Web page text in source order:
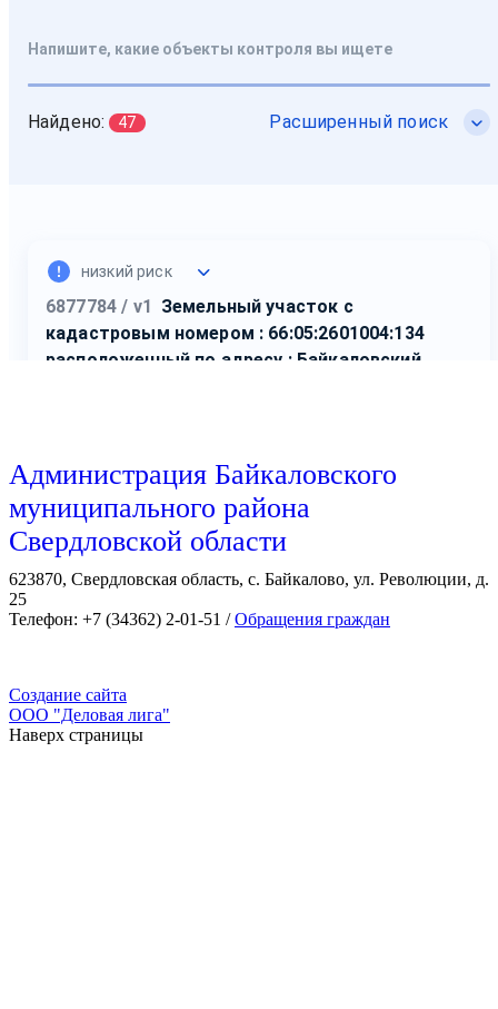
Администрация Байкаловского
муниципального района
Свердловской области
623870, Свердловская область, с. Байкалово, ул. Революции, д.
25
Телефон: +7 (34362) 2-01-51 /Обращения граждан
Создание сайта
ООО "Деловая лига"
Наверх страницы